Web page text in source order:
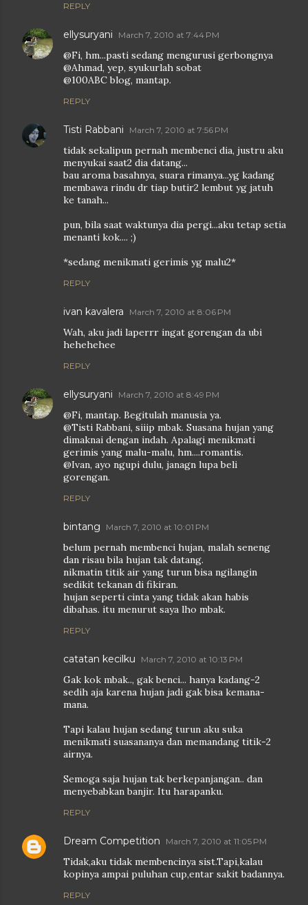
REPLY
ellysuryani March 7, 2010 at 7:44 PM
@Fi, hm...pasti sedang mengurusi gerbongnya
@Ahmad, yep, syukurlah sobat
@100ABC blog, mantap.
REPLY
Tisti Rabbani March 7, 2010 at 7:56 PM
tidak sekalipun pernah membenci dia, justru aku
menyukai saat2 dia datang...
bau aroma basahnya, suara rimanya...yg kadang
membawa rindu dr tiap butir2 lembut yg jatuh
ke tanah...
pun, bila saat waktunya dia pergi...aku tetap setia
menanti kok.... ;)
*sedang menikmati gerimis yg malu2*
REPLY
ivan kavalera March 7, 2010 at 8:06 PM
Wah, aku jadi laperrr ingat gorengan da ubi
hehehehee
REPLY
ellysuryani March 7, 2010 at 8:49 PM
@Fi, mantap. Begitulah manusia ya.
@Tisti Rabbani, siiip mbak. Suasana hujan yang
dimaknai dengan indah. Apalagi menikmati
gerimis yang malu-malu, hm....romantis.
@Ivan, ayo ngupi dulu, janagn lupa beli
gorengan.
REPLY
bintang March 7, 2010 at 10:01 PM
belum pernah membenci hujan, malah seneng
dan risau bila hujan tak datang.
nikmatin titik air yang turun bisa ngilangin
sedikit tekanan di fikiran.
hujan seperti cinta yang tidak akan habis
dibahas. itu menurut saya lho mbak.
REPLY
catatan kecilku March 7, 2010 at 10:13 PM
Gak kok mbak.., gak benci... hanya kadang-2
sedih aja karena hujan jadi gak bisa kemana-
mana.
Tapi kalau hujan sedang turun aku suka
menikmati suasananya dan memandang titik-2
airnya.
Semoga saja hujan tak berkepanjangan.. dan
menyebabkan banjir. Itu harapanku.
REPLY
Dream Competition March 7, 2010 at 11:05 PM
Tidak,aku tidak membencinya sist.Tapi,kalau
kopinya ampai puluhan cup,entar sakit badannya.
REPLY